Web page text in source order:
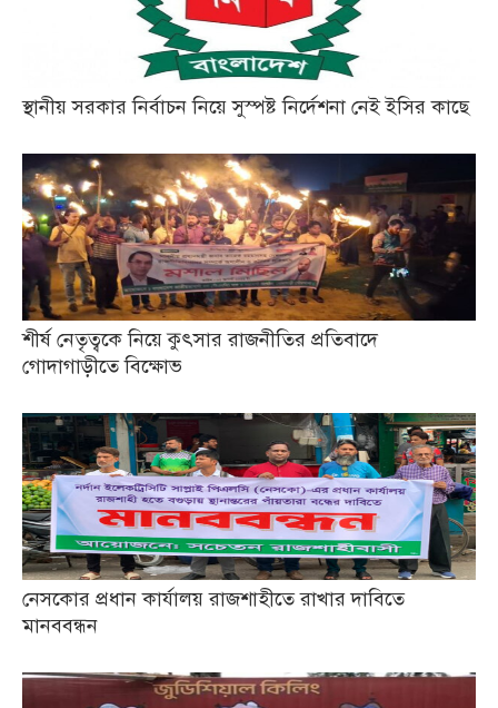
স্থানীয় সরকার নির্বাচন নিয়ে সুস্পষ্ট নির্দেশনা নেই ইসির কাছে
শীর্ষ নেতৃত্বকে নিয়ে কুৎসার রাজনীতির প্রতিবাদে
গোদাগাড়ীতে বিক্ষোভ
নেসকোর প্রধান কার্যালয় রাজশাহীতে রাখার দাবিতে
মানববন্ধন